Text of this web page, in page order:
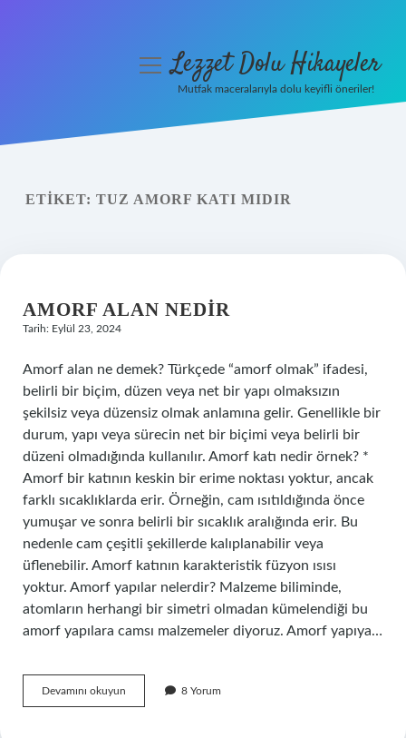
Yasal Uyarı
menüyüLezzet Dolu Hikayeler
Mutfak maceralarıyla dolu keyifli öneriler!
ETIKET: TUZ AMORF KATI MIDIR
AMORF ALAN NEDIR
Tarih: Eylül 23, 2024
Amorf alan ne demek? Türkçede “amorf olmak” ifadesi,
belirli bir biçim, düzen veya net bir yapı olmaksızın
şekilsiz veya düzensiz olmak anlamına gelir. Genellikle bir
durum, yapı veya sürecin net bir biçimi veya belirli bir
düzeni olmadığında kullanılır. Amorf katı nedir örnek? *
Amorf bir katının keskin bir erime noktası yoktur, ancak
farklı sıcaklıklarda erir. Örneğin, cam ısıtıldığında önce
yumuşar ve sonra belirli bir sıcaklık aralığında erir. Bu
nedenle cam çeşitli şekillerde kalıplanabilir veya
üflenebilir. Amorf katının karakteristik füzyon ısısı
yoktur. Amorf yapılar nelerdir? Malzeme biliminde,
atomların herhangi bir simetri olmadan kümelendiği bu
amorf yapılara camsı malzemeler diyoruz. Amorf yapıya…
Devamını okuyun
Alan
8 Yorum